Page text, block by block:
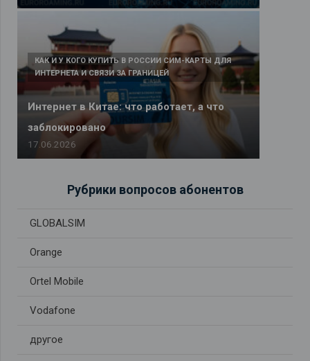
Интернет в Китае: что работает, а что
заблокировано
КАК И У КОГО КУПИТЬ В РОССИИ СИМ-КАРТЫ ДЛЯ
ИНТЕРНЕТА И СВЯЗИ ЗА ГРАНИЦЕЙ
17.06.2026
Рубрики вопросов абонентов
GLOBALSIM
Orange
Ortel Mobile
Vodafone
другое